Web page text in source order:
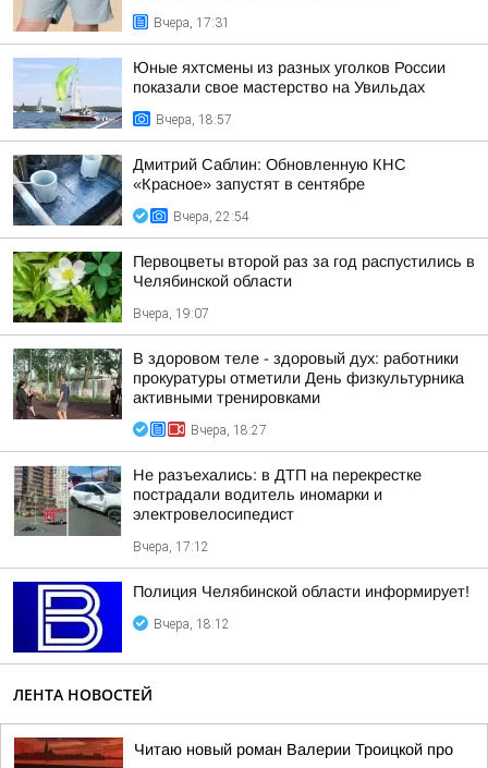
Вчера, 17:31
Юные яхтсмены из разных уголков России
показали свое мастерство на Увильдах
Вчера, 18:57
Дмитрий Саблин: Обновленную КНС
«Красное» запустят в сентябре
Вчера, 22:54
Первоцветы второй раз за год распустились в
Челябинской области
Вчера, 19:07
В здоровом теле - здоровый дух: работники
прокуратуры отметили День физкультурника
активными тренировками
Вчера, 18:27
Не разъехались: в ДТП на перекрестке
пострадали водитель иномарки и
электровелосипедист
Вчера, 17:12
Полиция Челябинской области информирует!
Вчера, 18:12
ЛЕНТА НОВОСТЕЙ
Читаю новый роман Валерии Троицкой про